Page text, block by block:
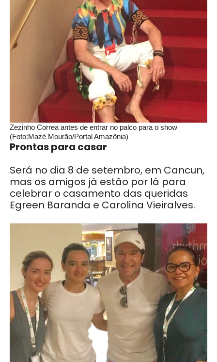
Zezinho Correa antes de entrar no palco para o show
(Foto:Mazé Mourão/Portal Amazônia)
Prontas para casar
Será no dia 8 de setembro, em Cancun,
mas os amigos já estão por lá para
celebrar o casamento das queridas
Egreen Baranda e Carolina Vieiralves.